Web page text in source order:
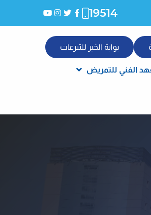
19514
بوابة الخير للتبرعات
الفني للتمريض